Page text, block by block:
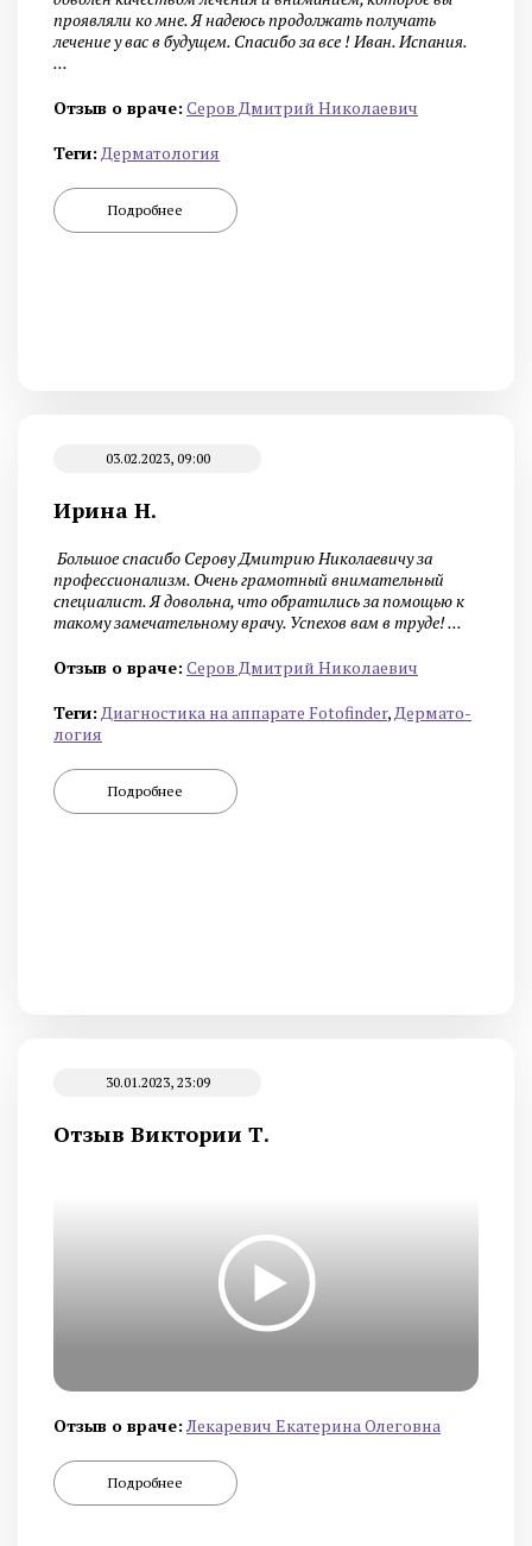
проявляли ко мне. Я надеюсь продолжать получать
лечение у вас в будущем. Спасибо за все ! Иван. Испания.
...
Отзыв о враче: Серов Дмитрий Николаевич
Теги: Дермато­логия
Подробнее
03.02.2023, 09:00
Ирина Н.
Большое спасибо Серову Дмитрию Николаевичу за
профессионализм. Очень грамотный внимательный
специалист. Я довольна, что обратились за помощью к
такому замечательному врачу. Успехов вам в труде! ...
Отзыв о враче: Серов Дмитрий Николаевич
Теги: Диагностика на аппарате Fotofinder,Дермато­
логия
Подробнее
30.01.2023, 23:09
Отзыв Виктории Т.
Отзыв о враче: Лекаревич Екатерина Олеговна
Подробнее